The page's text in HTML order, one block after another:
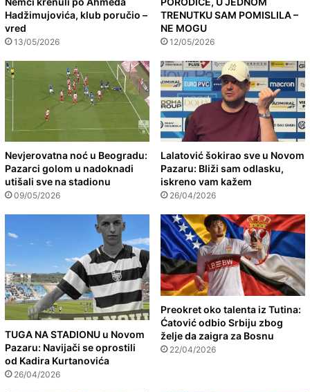
Hadžimujovića, klub poručio –
vred
13/05/2026
TRENUTKU SAM POMISLILA –
NE MOGU
12/05/2026
Nevjerovatna noć u Beogradu:
Pazarci golom u nadoknadi
utišali sve na stadionu
09/05/2026
Lalatović šokirao sve u Novom
Pazaru: Bliži sam odlasku,
iskreno vam kažem
26/04/2026
TUGA NA STADIONU u Novom
Pazaru: Navijači se oprostili
od Kadira Kurtanovića
26/04/2026
Preokret oko talenta iz Tutina:
Ćatović odbio Srbiju zbog
želje da zaigra za Bosnu
22/04/2026